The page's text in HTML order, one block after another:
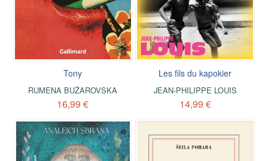
Tony
RUMENA BUŽAROVSKA
16,99 €
Les fils du kapokier
JEAN-PHILIPPE LOUIS
14,99 €